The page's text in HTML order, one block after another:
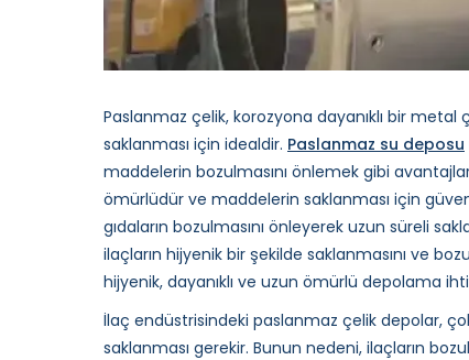
Paslanmaz çelik, korozyona dayanıklı bir
saklanması için idealdir. Paslanmaz su deposu
maddelerin bozulmasını önlemek gibi
ömürlüdür ve maddelerin saklanması için
gıdaların bozulmasını önleyerek uzun süreli
ilaçların hijyenik bir şekilde saklanmasını ve
hijyenik, dayanıklı ve uzun ömürlü depolama
İlaç endüstrisindeki paslanmaz çelik depolar,
saklanması gerekir. Bunun nedeni, ilaçların